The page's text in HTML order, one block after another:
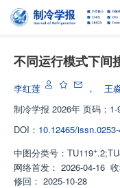
不同运行模式下间
李红莲 ， 王
制冷学报 2026年 页码：1-
DOI： 10.12465/
中图分类号： TU119+
网络首发： 2026-04-16
修回： 2025-10-28